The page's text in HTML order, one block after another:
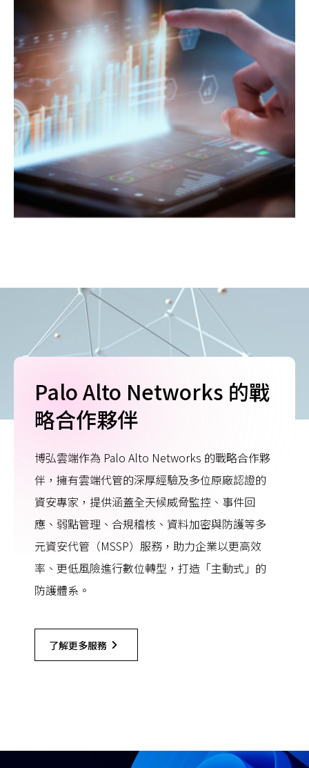
Palo Alto Networks 的戰
略合作夥伴
博弘雲端作為 Palo Alto Networks 的戰略合作夥
伴，擁有雲端代管的深厚經驗及多位原廠認證的
資安專家，提供涵蓋全天候威脅監控、事件回
應、弱點管理、合規稽核、資料加密與防護等多
元資安代管（MSSP）服務，助力企業以更高效
率、更低風險進行數位轉型，打造「主動式」的
防護體系。
了解更多服務